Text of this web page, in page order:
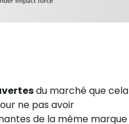
du marché que cela
ne pas avoir
de la même marque